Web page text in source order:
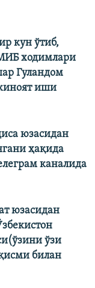
кун ўтиб,
ходимлари
Гуландом
иши
юзасидан
ҳақида
каналида
юзасидан
ўзи
билан